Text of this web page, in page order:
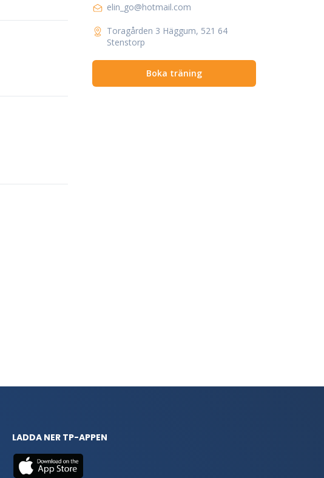
elin_go@hotmail.com
Toragården 3 Häggum, 521 64
Stenstorp
Boka träning
LADDA NER TP-APPEN